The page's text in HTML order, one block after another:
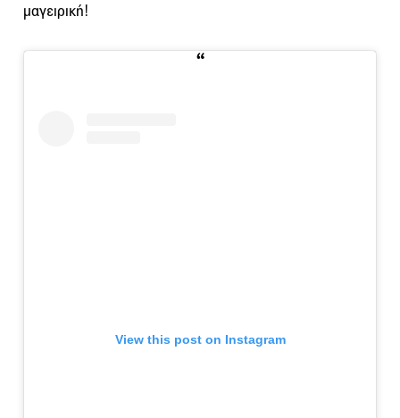
μαγειρική!
View this post on Instagram